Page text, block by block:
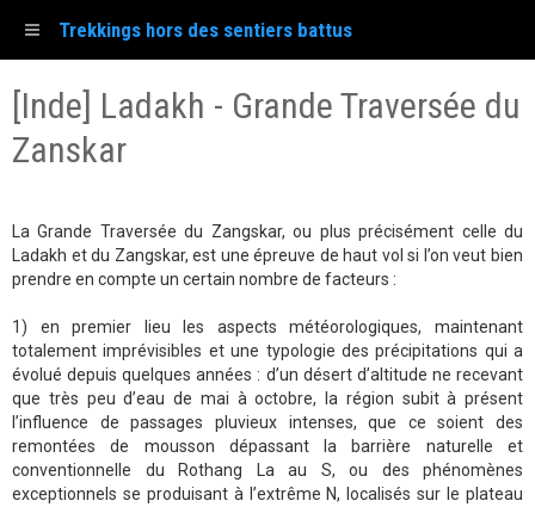
Trekkings hors des sentiers battus
[Inde] Ladakh - Grande Traversée du
Zanskar
La Grande Traversée du Zangskar, ou plus précisément celle du
Ladakh et du Zangskar, est une épreuve de haut vol si l’on veut bien
prendre en compte un certain nombre de facteurs :
1) en premier lieu les aspects météorologiques, maintenant
totalement imprévisibles et une typologie des précipitations qui a
évolué depuis quelques années : d’un désert d’altitude ne recevant
que très peu d’eau de mai à octobre, la région subit à présent
l’influence de passages pluvieux intenses, que ce soient des
remontées de mousson dépassant la barrière naturelle et
conventionnelle du Rothang La au S, ou des phénomènes
exceptionnels se produisant à l’extrême N, localisés sur le plateau